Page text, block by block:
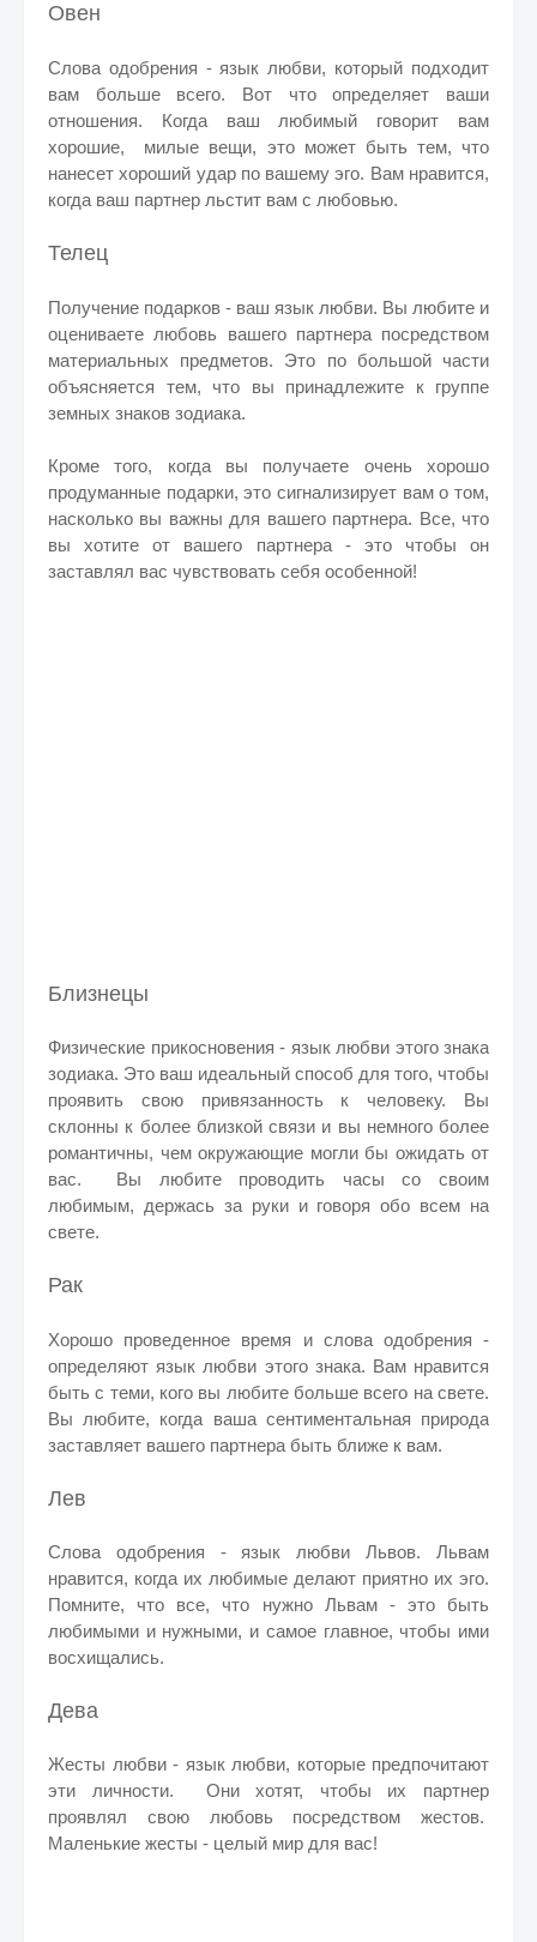
Овен
Слова одобрения - язык любви, который подходит
вам больше всего. Вот что определяет ваши
отношения. Когда ваш любимый говорит вам
хорошие, милые вещи, это может быть тем, что
нанесет хороший удар по вашему эго. Вам нравится,
когда ваш партнер льстит вам с любовью.
Телец
Получение подарков - ваш язык любви. Вы любите и
оцениваете любовь вашего партнера посредством
материальных предметов. Это по большой части
объясняется тем, что вы принадлежите к группе
земных знаков зодиака.
Кроме того, когда вы получаете очень хорошо
продуманные подарки, это сигнализирует вам о том,
насколько вы важны для вашего партнера. Все, что
вы хотите от вашего партнера - это чтобы он
заставлял вас чувствовать себя особенной!
Близнецы
Физические прикосновения - язык любви этого знака
зодиака. Это ваш идеальный способ для того, чтобы
проявить свою привязанность к человеку. Вы
склонны к более близкой связи и вы немного более
романтичны, чем окружающие могли бы ожидать от
вас. Вы любите проводить часы со своим
любимым, держась за руки и говоря обо всем на
свете.
Рак
Хорошо проведенное время и слова одобрения -
определяют язык любви этого знака. Вам нравится
быть с теми, кого вы любите больше всего на свете.
Вы любите, когда ваша сентиментальная природа
заставляет вашего партнера быть ближе к вам.
Лев
Слова одобрения - язык любви Львов. Львам
нравится, когда их любимые делают приятно их эго.
Помните, что все, что нужно Львам - это быть
любимыми и нужными, и самое главное, чтобы ими
восхищались.
Дева
Жесты любви - язык любви, которые предпочитают
эти личности. Они хотят, чтобы их партнер
проявлял свою любовь посредством жестов.
Маленькие жесты - целый мир для вас!